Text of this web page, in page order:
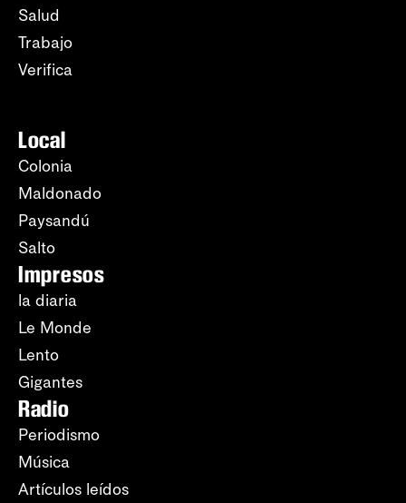
Salud
Trabajo
Verifica
Local
Colonia
Maldonado
Paysandú
Salto
Impresos
la diaria
Le Monde
Lento
Gigantes
Radio
Periodismo
Música
Artículos leídos